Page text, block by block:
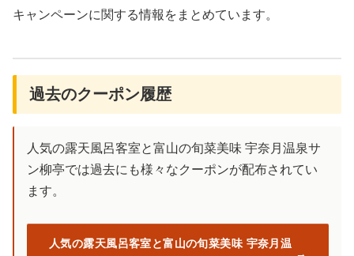
キャンペーンに関する情報をまとめています。
過去のクーポン履歴
人気の露天風呂客室と富山の旬菜美味 宇奈月温泉サ
ン柳亭では過去にも様々なクーポンが配布されてい
ます。
人気の露天風呂客室と富山の旬菜美味 宇奈月温